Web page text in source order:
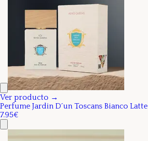
Ver producto →
Perfume Jardin D´un Toscans Bianco Latte
7.95€